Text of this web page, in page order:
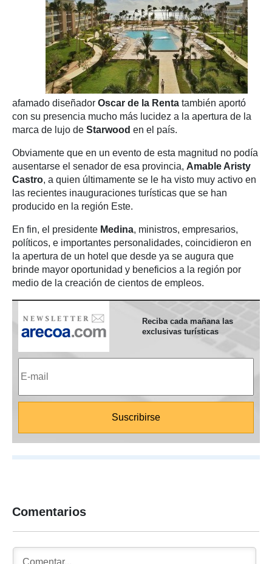
afamado diseñador Oscar de la Renta también aportó
con su presencia mucho más lucidez a la apertura de la
marca de lujo de Starwood en el país.
Obviamente que en un evento de esta magnitud no podía
ausentarse el senador de esa provincia, Amable Aristy
Castro, a quien últimamente se le ha visto muy activo en
las recientes inauguraciones turísticas que se han
producido en la región Este.
En fin, el presidente Medina, ministros, empresarios,
políticos, e importantes personalidades, coincidieron en
la apertura de un hotel que desde ya se augura que
brinde mayor oportunidad y beneficios a la región por
medio de la creación de cientos de empleos.
Reciba cada mañana las
exclusivas turísticas
Comentarios